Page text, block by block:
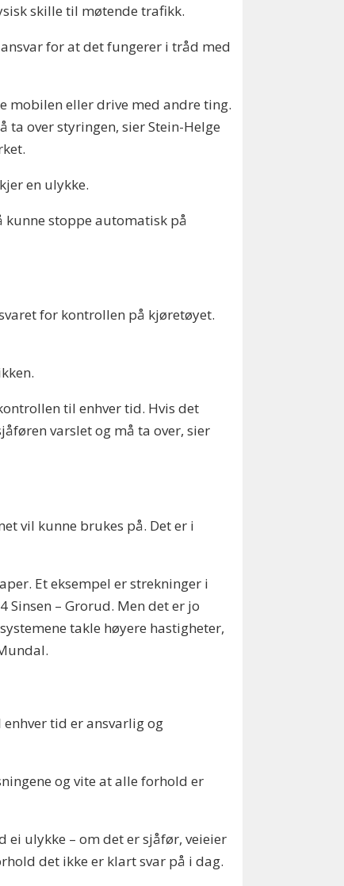
skille til møtende trafikk.
for at det fungerer i tråd med
mobilen eller drive med andre ting.
over styringen, sier Stein-Helge
en ulykke.
kunne stoppe automatisk på
for kontrollen på kjøretøyet.
til enhver tid. Hvis det
varslet og må ta over, sier
vil kunne brukes på. Det er i
Et eksempel er strekninger i
Sinsen – Grorud. Men det er jo
takle høyere hastigheter,
tid er ansvarlig og
og vite at alle forhold er
ei ulykke – om det er sjåfør, veieier
det ikke er klart svar på i dag.